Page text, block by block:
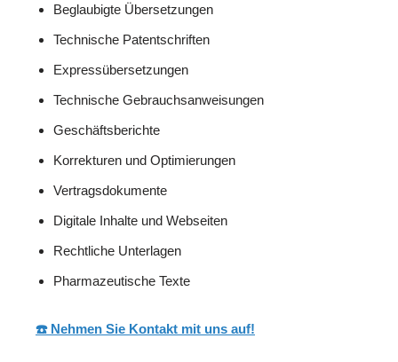
Beglaubigte Übersetzungen
Technische Patentschriften
Expressübersetzungen
Technische Gebrauchsanweisungen
Geschäftsberichte
Korrekturen und Optimierungen
Vertragsdokumente
Digitale Inhalte und Webseiten
Rechtliche Unterlagen
Pharmazeutische Texte
☎️ Nehmen Sie Kontakt mit uns auf!